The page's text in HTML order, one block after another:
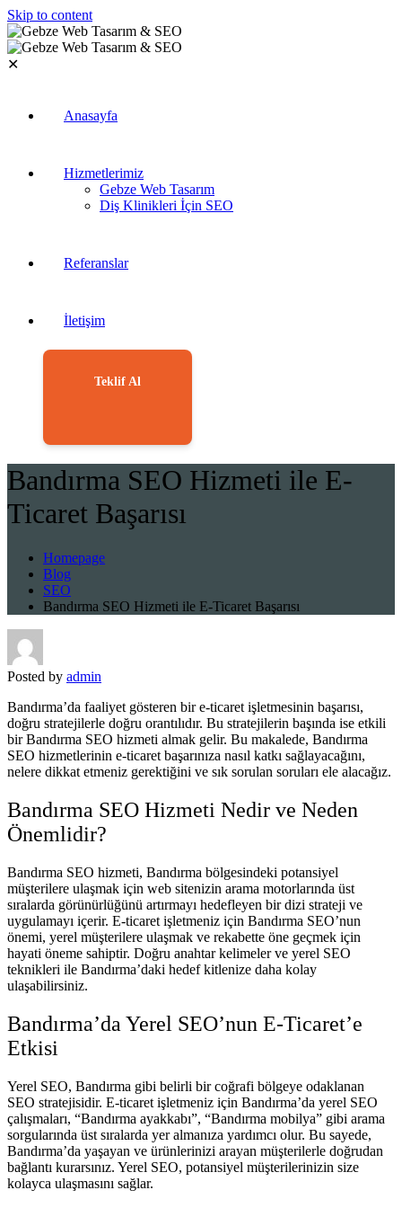
Skip to content
✕
Anasayfa
Hizmetlerimiz
Gebze Web Tasarım
Diş Klinikleri İçin SEO
Referanslar
İletişim
Teklif Al
Bandırma SEO Hizmeti ile E-
Ticaret Başarısı
Homepage
Blog
SEO
Bandırma SEO Hizmeti ile E-Ticaret Başarısı
Posted by admin
Bandırma’da faaliyet gösteren bir e-ticaret işletmesinin başarısı,
doğru stratejilerle doğru orantılıdır. Bu stratejilerin başında ise etkili
bir Bandırma SEO hizmeti almak gelir. Bu makalede, Bandırma
SEO hizmetlerinin e-ticaret başarınıza nasıl katkı sağlayacağını,
nelere dikkat etmeniz gerektiğini ve sık sorulan soruları ele alacağız.
Bandırma SEO Hizmeti Nedir ve Neden
Önemlidir?
Bandırma SEO hizmeti, Bandırma bölgesindeki potansiyel
müşterilere ulaşmak için web sitenizin arama motorlarında üst
sıralarda görünürlüğünü artırmayı hedefleyen bir dizi strateji ve
uygulamayı içerir. E-ticaret işletmeniz için Bandırma SEO’nun
önemi, yerel müşterilere ulaşmak ve rekabette öne geçmek için
hayati öneme sahiptir. Doğru anahtar kelimeler ve yerel SEO
teknikleri ile Bandırma’daki hedef kitlenize daha kolay
ulaşabilirsiniz.
Bandırma’da Yerel SEO’nun E-Ticaret’e
Etkisi
Yerel SEO, Bandırma gibi belirli bir coğrafi bölgeye odaklanan
SEO stratejisidir. E-ticaret işletmeniz için Bandırma’da yerel SEO
çalışmaları, “Bandırma ayakkabı”, “Bandırma mobilya” gibi arama
sorgularında üst sıralarda yer almanıza yardımcı olur. Bu sayede,
Bandırma’da yaşayan ve ürünlerinizi arayan müşterilerle doğrudan
bağlantı kurarsınız. Yerel SEO, potansiyel müşterilerinizin size
kolayca ulaşmasını sağlar.